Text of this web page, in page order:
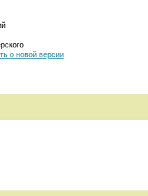
о новой версии